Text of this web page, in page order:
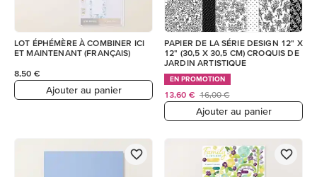
LOT ÉPHÉMÈRE À COMBINER ICI
ET MAINTENANT (FRANÇAIS)
8,50 €
Ajouter au panier
PAPIER DE LA SÉRIE DESIGN 12" X
12" (30,5 X 30,5 CM) CROQUIS DE
JARDIN ARTISTIQUE
EN PROMOTION
13,60 € 16,00 €
Ajouter au panier